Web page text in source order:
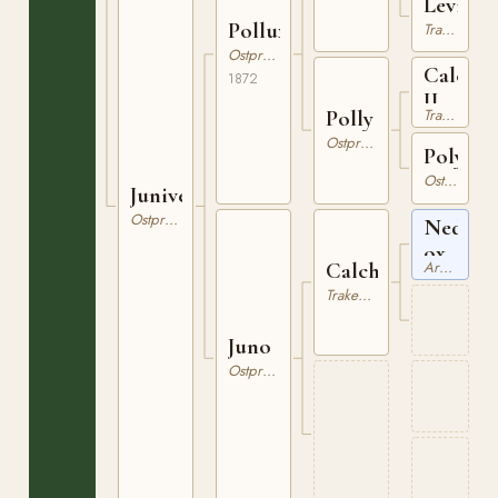
Juniveilchen
Ostpreussare
Pollux
Ostpreussare
1872
Juno
Ostpreussare
Polly
Ostpreussare
Calchas
Trakehner
Trakehner
Calchas
II
Trakehner
Ostpreussare
Nedjed
ox
Arabiskt Fullblod